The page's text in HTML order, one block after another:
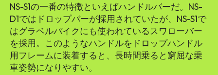
NS-S1の一番の特徴といえばハンドルバーだ。NS-
D1ではドロップバーが採用されていたが、NS-S1で
はグラベルバイクにも使われているスワローバー
を採用。このようなハンドルをドロップハンドル
用フレームに装着すると、長時間乗ると窮屈な乗
車姿勢になりやすい。